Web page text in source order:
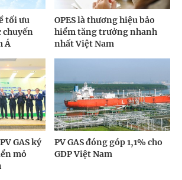
tối ưu
chuyến
Á
OPES là thương hiệu bảo
hiểm tăng trưởng nhanh
nhất Việt Nam
GAS ký
mỏ
PV GAS đóng góp 1,1% cho
GDP Việt Nam